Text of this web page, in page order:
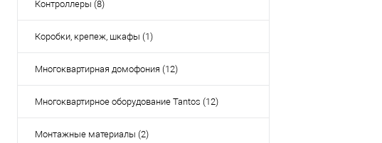
Контроллеры (8)
Коробки, крепеж, шкафы (1)
Многоквартирная домофония (12)
Многоквартирное оборудование Tantos (12)
Монтажные материалы (2)